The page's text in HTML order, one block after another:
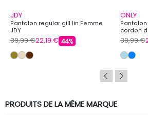
JDY
Pantalon regular gill lin Femme
JDY
39,99 €22,19 € 44%
ONLY
cordon
39,99 €
PRODUITS DE LA MÊME MARQUE